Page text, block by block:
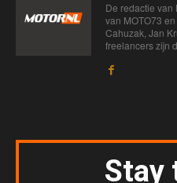
De redactie van
van MOTO73
Cahuzak, Jan
freelancers zijn
Stay